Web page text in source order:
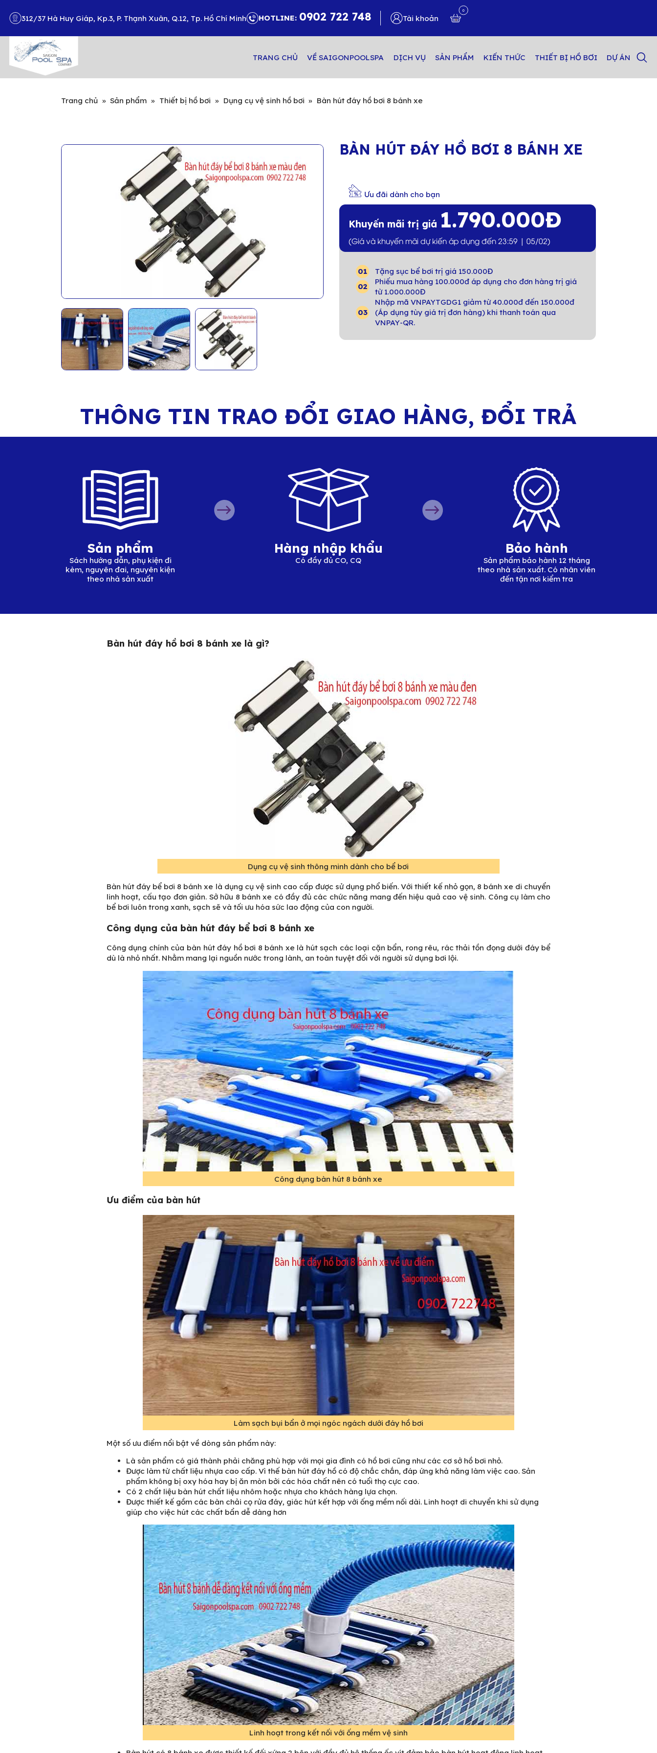
312/37 Hà Huy Giáp, Kp.3, P. Thạnh Xuân, Q.12, Tp. Hồ Chí Minh HOTLINE: 0902 722 748 Tài khoản
0
TRANG CHỦ VỀ SAIGONPOOLSPA DỊCH VỤ SẢN PHẨM KIẾN THỨC THIẾT BỊ HỒ BƠI DỰ ÁN
Trang chủ » Sản phẩm » Thiết bị hồ bơi » Dụng cụ vệ sinh hồ bơi » Bàn hút đáy hồ bơi 8 bánh xe
BÀN HÚT ĐÁY HỒ BƠI 8 BÁNH XE
Ưu đãi dành cho bạn
Khuyến mãi trị giá 1.790.000Đ
(Giá và khuyến mãi dự kiến áp dụng đến 23:59 | 05/02)
Tặng sục bể bơi trị giá 150.000Đ
Phiếu mua hàng 100.000đ áp dụng cho đơn hàng trị giá
từ 1.000.000Đ
Nhập mã VNPAYTGDG1 giảm từ 40.000đ đến 150.000đ
(Áp dụng tùy giá trị đơn hàng) khi thanh toán qua
VNPAY-QR.
THÔNG TIN TRAO ĐỔI GIAO HÀNG, ĐỔI TRẢ
Sản phẩm
Sách hướng dẫn, phụ kiện đi
kèm, nguyên đai, nguyên kiện
theo nhà sản xuất
Hàng nhập khẩu
Có đầy đủ CO, CQ
Bảo hành
Sản phẩm bảo hành 12 tháng
theo nhà sản xuất. Có nhân viên
đến tận nơi kiểm tra
Bàn hút đáy hồ bơi 8 bánh xe là gì?
Dụng cụ vệ sinh thông minh dành cho bể bơi
Bàn hút đáy bể bơi 8 bánh xe là dụng cụ vệ sinh cao cấp được sử dụng phổ biến. Với thiết kế nhỏ gọn, 8 bánh xe di chuyển
linh hoạt, cấu tạo đơn giản. Sở hữu 8 bánh xe có đầy đủ các chức năng mang đến hiệu quả cao vệ sinh. Công cụ làm cho
bể bơi luôn trong xanh, sạch sẽ và tối ưu hóa sức lao động của con người.
Công dụng của bàn hút đáy bể bơi 8 bánh xe
Công dụng chính của bàn hút đáy hồ bơi 8 bánh xe là hút sạch các loại cặn bẩn, rong rêu, rác thải tồn đọng dưới đáy bể
dù là nhỏ nhất. Nhằm mang lại nguồn nước trong lành, an toàn tuyệt đối với người sử dụng bơi lội.
Công dụng bàn hút 8 bánh xe
Ưu điểm của bàn hút
Làm sạch bụi bẩn ở mọi ngóc ngách dưới đáy hồ bơi
Một số ưu điểm nổi bật về dòng sản phẩm này:
Là sản phẩm có giá thành phải chăng phù hợp với mọi gia đình có hồ bơi cũng như các cơ sở hồ bơi nhỏ.
Được làm từ chất liệu nhựa cao cấp. Vì thế bàn hút đáy hồ có độ chắc chắn, đáp ứng khả năng làm việc cao. Sản
phẩm không bị oxy hóa hay bị ăn mòn bởi các hóa chất nên có tuổi thọ cực cao.
Có 2 chất liệu bàn hút chất liệu nhômhoặc nhựa cho khách hàng lựa chọn.
Được thiết kế gồm các bàn chải cọ rửa đáy, giác hút kết hợp với ống mềm nối dài. Linh hoạt di chuyển khi sử dụng
giúp cho việc hút các chất bẩn dễ dàng hơn
Linh hoạt trong kết nối với ống mềm vệ sinh